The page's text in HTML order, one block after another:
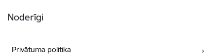
Noderīgi
Privātuma politika